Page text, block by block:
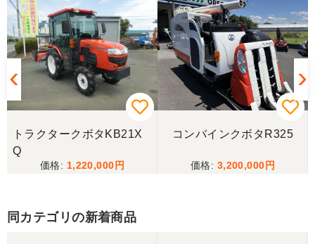
岐阜県／
完璧に整備されており、対応も親切で丁寧。配送ま
で自社で対応してくださり本当にありがとうござい
ました。次回もこちらで購入させて頂きます。
す
岐阜県／田畑
トラクタークボタKB21X
Q
1,220,000
コンバインクボタR325
3,200,000
同カテゴリの新着商品